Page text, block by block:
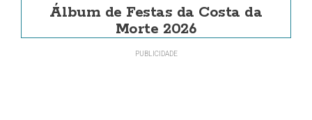
Álbum de Festas da Costa da
Morte 2026